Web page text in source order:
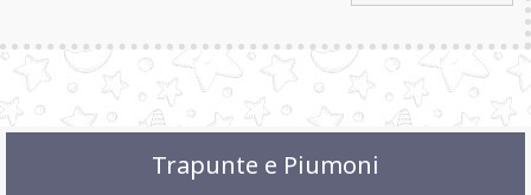
Trapunte e Piumoni